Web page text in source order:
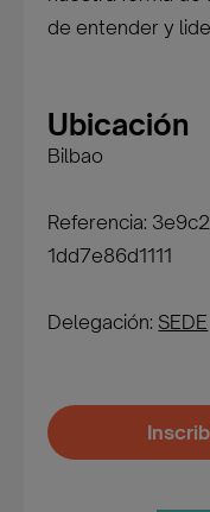
de entender y
Ubicación
Bilbao
Referencia:
1dd7e86d1111
Delegación: SEDE